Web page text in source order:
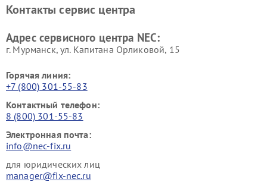
Контакты сервис центра
Адрес сервисного центра NEC:
г. Мурманск, ул. Капитана Орликовой, 15
Горячая линия:
+7 (800) 301-55-83
Контактный телефон:
8 (800) 301-55-83
Электронная почта:
info@nec-fix.ru
для юридических лиц
manager@fix-nec.ru